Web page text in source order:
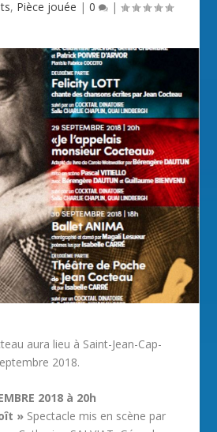
, Pièce jouée | 0 |
aura lieu à Saint-Jean-Cap-
2018.
2018 à 20h
» Spectacle mis en scène par